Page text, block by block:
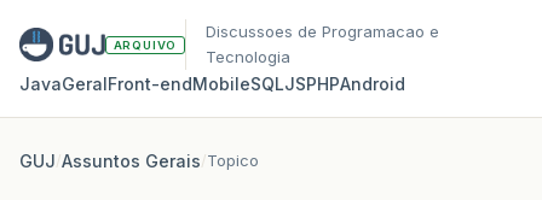
ARQUIVO
Discussoes de Programacao e
Tecnologia
JavaGeralFront‑endMobileSQLJSPHPAndroid
GUJ/Assuntos Gerais/Topico